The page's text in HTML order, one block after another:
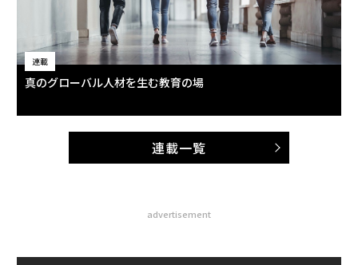
連載
真のグローバル人材を生む教育の場
連載一覧
advertisement